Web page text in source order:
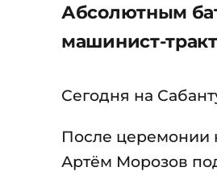
Абсолютным
машинист-
Сегодня на
После церемонии
Артём Морозов